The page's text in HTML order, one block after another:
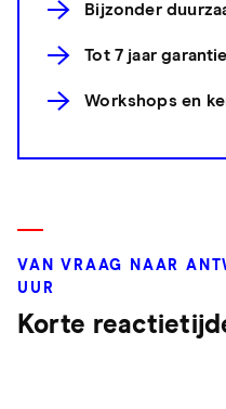
Bijzonder
Tot 7 jaar garantie
Workshops en
VAN VRAAG NAAR
UUR
Korte